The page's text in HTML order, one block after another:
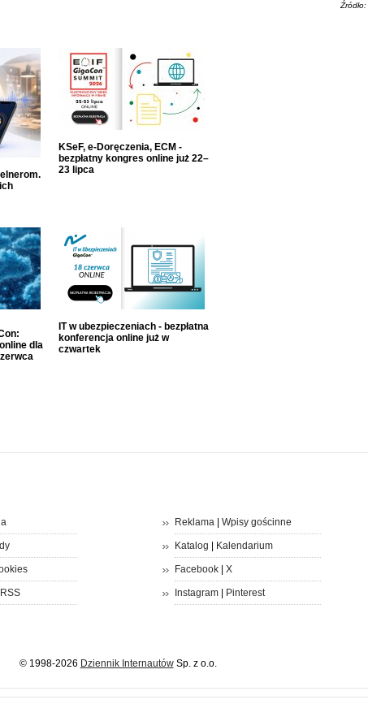
Źródło:
KSeF, e-Doręczenia, ECM -
bezpłatny kongres online już 22–
23 lipca
dla
IT w ubezpieczeniach - bezpłatna
konferencja online już w
czwartek
RSS
Reklama| Wpisy gościnne
Katalog Kalendarium
Facebook| X
Instagram| Pinterest
© 1998-2026 Dziennik InternautówSp. z o.o.